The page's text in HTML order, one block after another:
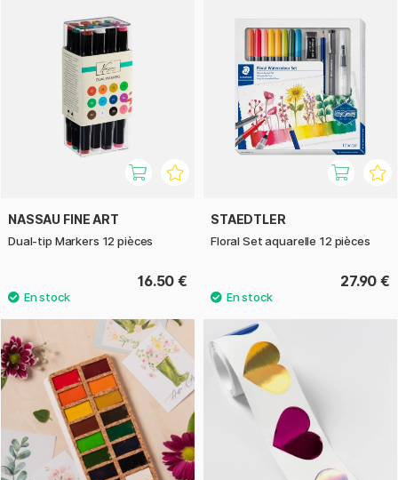
NASSAU FINE ART
Dual-tip Markers 12 pièces
16.50 €
STAEDTLER
Floral Set aquarelle 12 pièces
27.90 €